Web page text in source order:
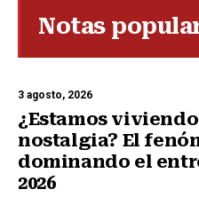
Notas
3 agosto, 2026
¿Estamos
nostalgia? El
dominando el
2026